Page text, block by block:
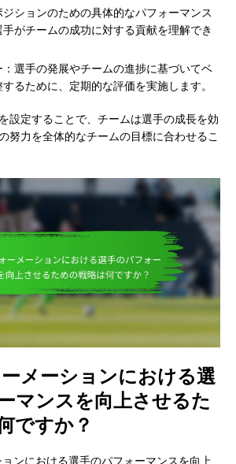
ションのための具体的なパフォーマンス
がチームの成功に対する貢献を理解でき
選手の発展やチームの進捗に基づいてベ
るために、定期的な評価を実施します。
設定することで、チームは選手の成長を効
努力を全体的なチームの目標に合わせるこ
メーションにおける選
マンスを向上させるた
ですか？
ンにおける選手のパフォーマンスを向上